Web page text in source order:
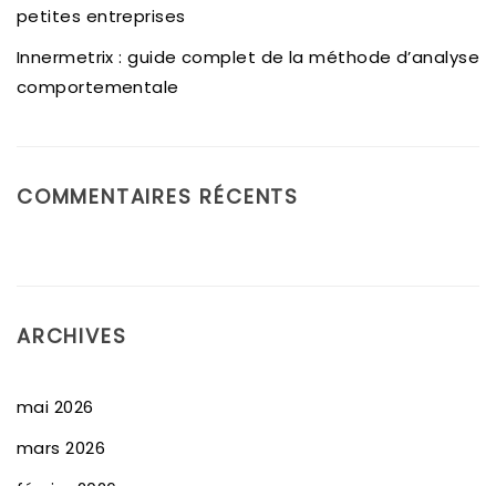
petites entreprises
Innermetrix : guide complet de la méthode d’analyse
comportementale
COMMENTAIRES RÉCENTS
ARCHIVES
mai 2026
mars 2026